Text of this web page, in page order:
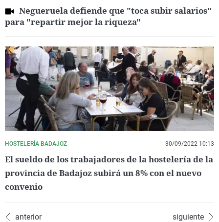
Negueruela defiende que "toca subir salarios"
para "repartir mejor la riqueza"
HOSTELERÍA BADAJOZ 30/09/2022 10:13
El sueldo de los trabajadores de la hostelería de la
provincia de Badajoz subirá un 8% con el nuevo
convenio
anterior siguiente